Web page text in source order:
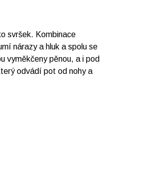
svršek. Kombinace
nárazy a hluk a spolu se
vyměkčeny pěnou, a i pod
odvádí pot od nohy a